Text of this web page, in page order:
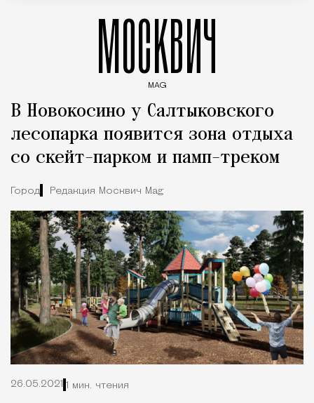
МОСКВИЧ
MAG
В Новокосино у Салтыковского
лесопарка появится зона отдыха
со скейт-парком и памп-треком
Город Редакция Москвич Mag
26.05.2021 1 мин. чтения